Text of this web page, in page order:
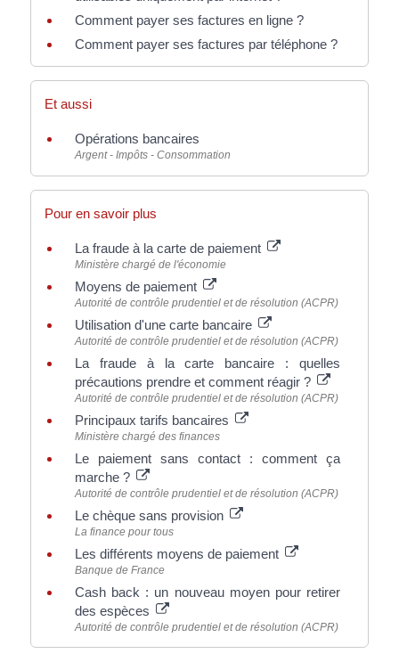
Comment payer ses factures en ligne ?
Comment payer ses factures par téléphone ?
Et aussi
Opérations bancaires
Argent - Impôts - Consommation
Pour en savoir plus
La fraude à la carte de paiement
Ministère chargé de l'économie
Moyens de paiement
Autorité de contrôle prudentiel et de résolution (ACPR)
Utilisation d'une carte bancaire
Autorité de contrôle prudentiel et de résolution (ACPR)
La fraude à la carte bancaire : quelles
précautions prendre et comment réagir ?
Autorité de contrôle prudentiel et de résolution (ACPR)
Principaux tarifs bancaires
Ministère chargé des finances
Le paiement sans contact : comment ça
marche ?
Autorité de contrôle prudentiel et de résolution (ACPR)
Le chèque sans provision
La finance pour tous
Les différents moyens de paiement
Banque de France
Cash back : un nouveau moyen pour retirer
des espèces
Autorité de contrôle prudentiel et de résolution (ACPR)